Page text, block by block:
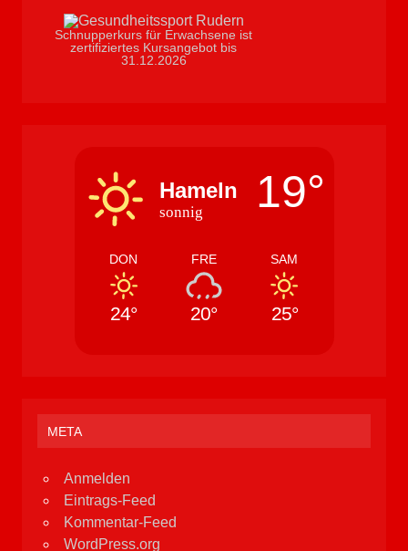
Schnupperkurs für Erwachsene ist
zertifiziertes Kursangebot bis
31.12.2026
Hameln
sonnig 19°
DON
24°
FRE
20°
SAM
25°
META
Anmelden
Eintrags-Feed
Kommentar-Feed
WordPress.org